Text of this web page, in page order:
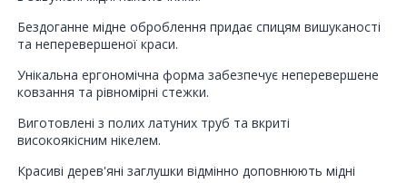
Бездоганне мідне оброблення придає спицям вишуканості
та неперевершеної краси.
Унікальна ергономічна форма забезпечує неперевершене
ковзання та рівномірні стежки.
Виготовлені з полих латуних труб та вкриті
високоякісним нікелем.
Красиві дерев'яні заглушки відмінно доповнюють мідні